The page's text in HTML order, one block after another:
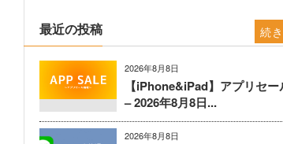
最近の投稿
2026年8月8日
【iPhone&iPad】アプリセー
– 2026年8月8日...
2026年8月8日
続